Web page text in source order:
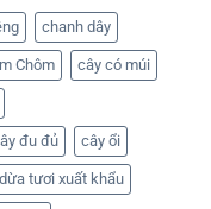
chanh dây
Chôm cây có múi
đu đủ cây ổi
dừa tươi xuất khẩu